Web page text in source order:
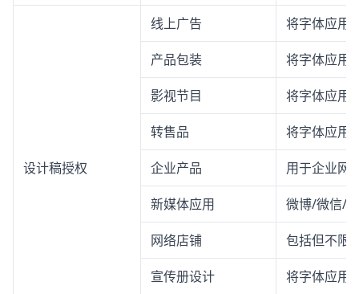
设计稿授权
线上广告 将字体应用
产品包装 将字体应用
影视节目 将字体应用
转售品 将字体应用
企业产品 用于企业网
新媒体应用 微博/微信/
网络店铺 包括但不限
宣传册设计 将字体应用